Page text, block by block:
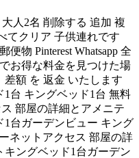
人2名 削除する 追加 複
てクリア 子供連れです
物 Pinterest Whatsapp 全
お得な料金を見つけた場
額 を 返金 いたします
台 キングベッド1台 無料
部屋の詳細とアメニテ
1台ガーデンビュー キング
ネットアクセス 部屋の詳
ングベッド1台ガーデン